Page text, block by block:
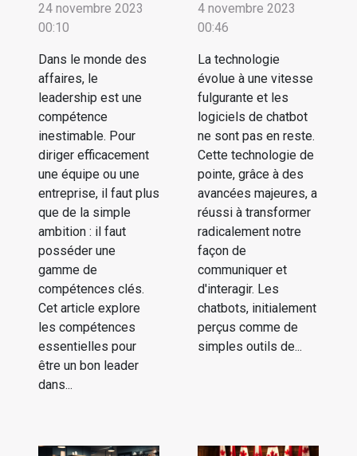
24 novembre 2023
00:10
Dans le monde des
affaires, le
leadership est une
compétence
inestimable. Pour
diriger efficacement
une équipe ou une
entreprise, il faut plus
que de la simple
ambition : il faut
posséder une
gamme de
compétences clés.
Cet article explore
les compétences
essentielles pour
être un bon leader
dans...
4 novembre 2023
00:46
La technologie
évolue à une vitesse
fulgurante et les
logiciels de chatbot
ne sont pas en reste.
Cette technologie de
pointe, grâce à des
avancées majeures, a
réussi à transformer
radicalement notre
façon de
communiquer et
d'interagir. Les
chatbots, initialement
perçus comme de
simples outils de...